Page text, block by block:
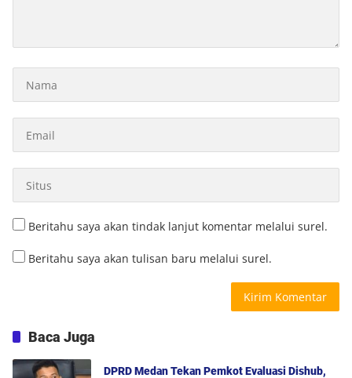
Beritahu saya akan tindak lanjut komentar melalui surel.
Beritahu saya akan tulisan baru melalui surel.
Baca Juga
DPRD Medan Tekan Pemkot Evaluasi Dishub,